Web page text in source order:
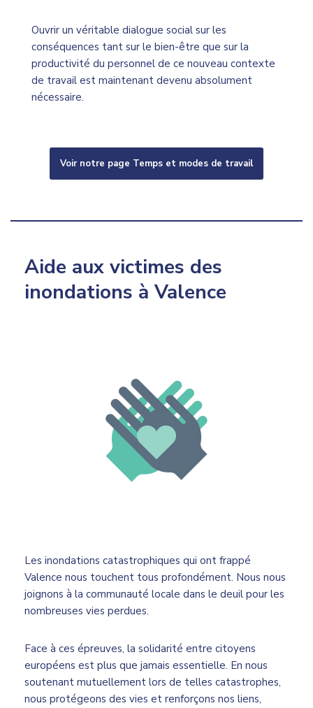
Ouvrir un véritable dialogue social sur les
conséquences tant sur le bien-être que sur la
productivité du personnel de ce nouveau contexte
de travail est maintenant devenu absolument
nécessaire.
Voir notre page Temps et modes de travail
Aide aux victimes des
inondations à Valence
Les inondations catastrophiques qui ont frappé
Valence nous touchent tous profondément. Nous nous
joignons à la communauté locale dans le deuil pour les
nombreuses vies perdues.
Face à ces épreuves, la solidarité entre citoyens
européens est plus que jamais essentielle. En nous
soutenant mutuellement lors de telles catastrophes,
nous protégeons des vies et renfor­çons nos liens,